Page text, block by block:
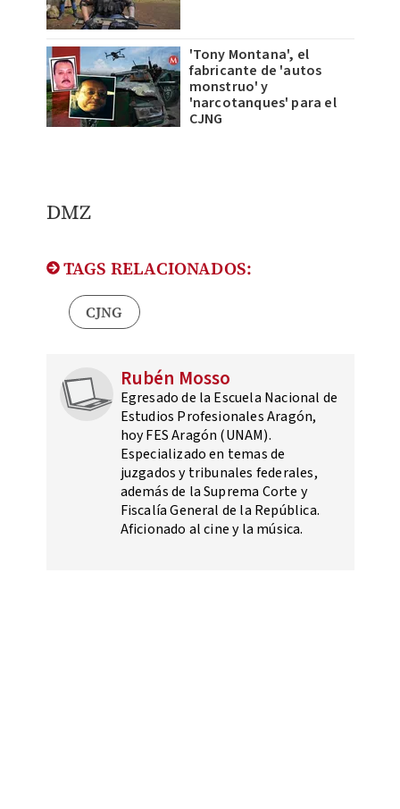
'Tony Montana', el
fabricante de 'autos
monstruo' y
'narcotanques' para el
CJNG
DMZ
TAGS RELACIONADOS:
CJNG
Rubén Mosso
Egresado de la Escuela Nacional de
Estudios Profesionales Aragón,
hoy FES Aragón (UNAM).
Especializado en temas de
juzgados y tribunales federales,
además de la Suprema Corte y
Fiscalía General de la República.
Aficionado al cine y la música.